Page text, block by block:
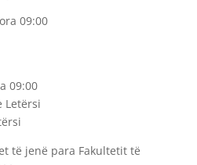
09:00
09:00
Letërsi
të jenë para Fakultetit të